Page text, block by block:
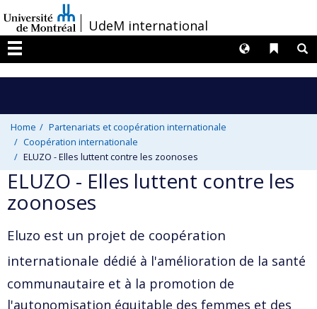
au
contenu
/UdeM international
Menu
Liens
Langues
Home
Partenariats et coopération internationale
Coopération internationale
ELUZO - Elles luttent contre les zoonoses
ELUZO - Elles luttent contre les
zoonoses
Eluzo est un projet de coopération
internationale dédié à l'amélioration de la santé
communautaire et à la promotion de
l'autonomisation équitable des femmes et des